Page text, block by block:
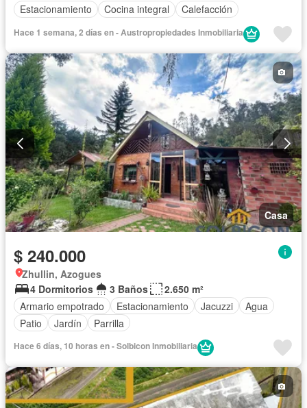
Estacionamiento
Cocina integral Calefacción
Hace 1 semana, 2 días en - Austropropiedades Inmobiliaria
Casa
$ 240.000
Zhullin, Azogues
4 Dormitorios
3 Baños
2.650 m²
Armario empotrado
Estacionamiento Jacuzzi
Agua
Patio
Jardín Parrilla
Hace 6 días, 10 horas en - Solbicon Inmobiliaria